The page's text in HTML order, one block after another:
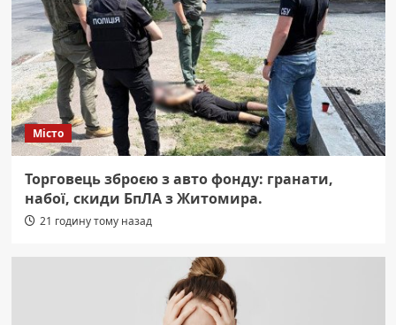
Місто
Торговець зброєю з авто фонду: гранати,
набої, скиди БпЛА з Житомира.
21 годину тому назад